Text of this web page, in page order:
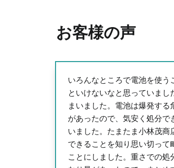
お客様の声
いろんなところで電池を使う
といけないなと思っていまし
まいました。電池は爆発する
があったので、気安く処分で
いました。たまたま小林茂商
できることを知り思い切って
ことにしました。重さでの処